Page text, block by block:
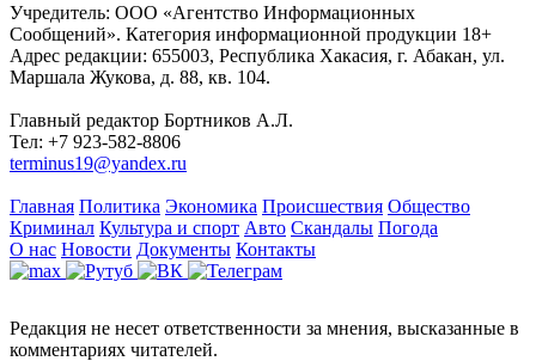
Учредитель: ООО «Агентство Информационных
Сообщений». Категория информационной продукции 18+
Адрес редакции: 655003, Республика Хакасия, г. Абакан, ул.
Маршала Жукова, д. 88, кв. 104.
Главный редактор Бортников А.Л.
Тел: +7 923-582-8806
terminus19@yandex.ru
Главная Политика Экономика Происшествия Общество
Криминал Культура и спорт Авто Скандалы Погода
О нас Новости Документы Контакты
Редакция не несет ответственности за мнения, высказанные в
комментариях читателей.